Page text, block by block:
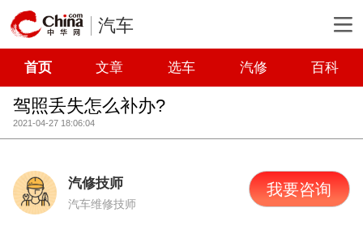
汽车
首页 文章 选车 汽修 百科
驾照丢失怎么补办?
2021-04-27 18:06:04
汽修技师
汽车维修技师
我要咨询